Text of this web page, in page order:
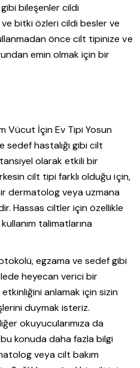
bileşenler cildi
bitki özleri cildi besler ve
önce cilt tipinize ve
emin olmak için bir
Vücut İçin Ev Tipi Yosun
sedef hastalığı gibi cilt
olarak etkili bir
cilt tipi farklı olduğu için,
dermatolog veya uzmana
Hassas ciltler için özellikle
talimatlarına
egzama ve sedef gibi
heyecan verici bir
anlamak için sizin
duymak isteriz.
okuyucularımıza da
bu konuda daha fazla bilgi
veya cilt bakım